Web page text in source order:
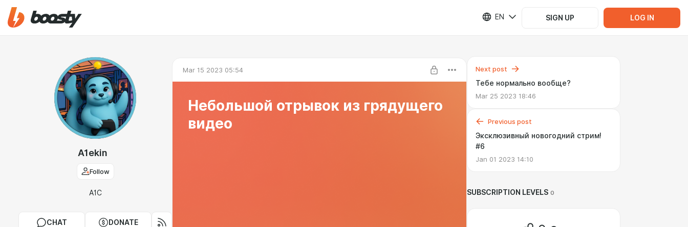
EN SIGN UP LOG IN
A1ekin
Follow
A1C
CHAT DONATE
Mar 15 2023 05:54
Небольшой отрывок из грядущего
видео
Next post
Тебе нормально вообще?
Mar 25 2023 18:46
Previous post
Эксклюзивный новогодний стрим!
#6
Jan 01 2023 14:10
SUBSCRIPTION LEVELS 0